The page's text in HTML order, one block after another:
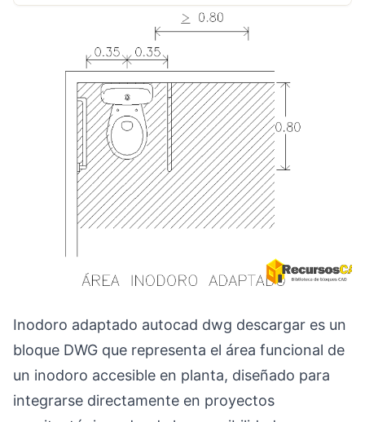
Inodoro adaptado autocad dwg descargar es un
bloque DWG que representa el área funcional de
un inodoro accesible en planta, diseñado para
integrarse directamente en proyectos